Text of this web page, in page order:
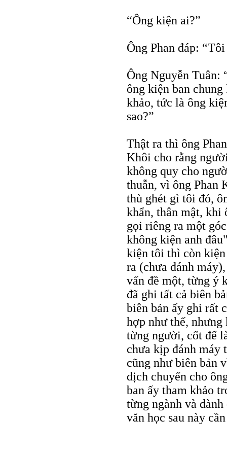
“Ông kiện ai?”
Ông Phan đáp:
Ông Nguyễn Tuân:
ông kiện ban
khảo, tức là ông
sao?”
Thật ra thì ông
Khôi cho rằng
không quy cho
thuẫn, vì ông Phan
thù ghét gì tôi đó,
khẩn, thân mật, khi
gọi riêng ra một
không kiện anh
kiện tôi thì còn
ra (chưa đánh
vấn đề một, từng ý
đã ghi tất cả biên
biên bản ấy ghi rất
hợp như thế,
từng người, cốt để
chưa kịp đánh máy
cũng như biên bản
dịch chuyển cho
ban ấy tham khảo
từng ngành và
văn học sau này